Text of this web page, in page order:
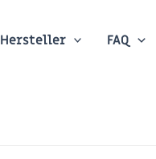
Hersteller FAQ